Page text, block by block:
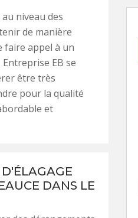
niveau des
de manière
faire appel à un
EB se
être très
pour la qualité
et
DANS LE